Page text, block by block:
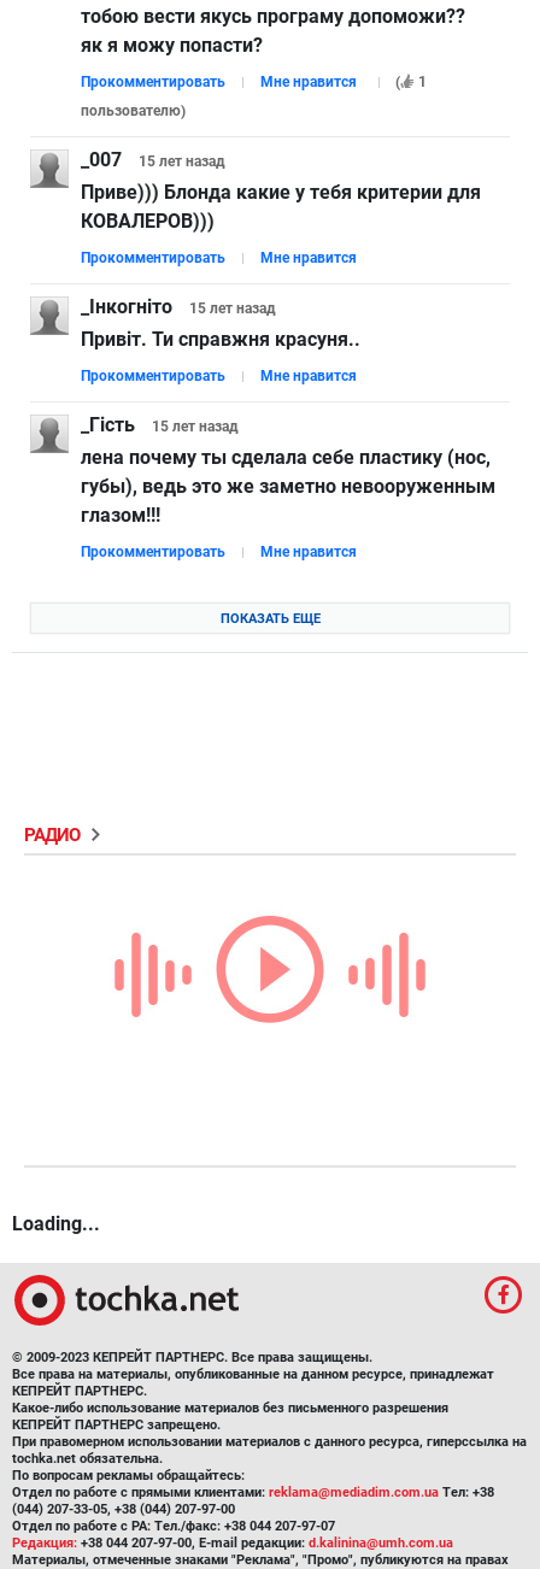
тобою вести якусь програму допоможи??
як я можу попасти?
Прокомментировать Мне нравится (
1
пользователю)
_007 15 лет назад
Приве))) Блонда какие у тебя критерии для
КОВАЛЕРОВ)))
Прокомментировать Мне нравится
_Iнкогнiто 15 лет назад
Привiт. Ти справжня красуня..
Прокомментировать Мне нравится
_Гість 15 лет назад
лена почему ты сделала себе пластику (нос,
губы), ведь это же заметно невооруженным
глазом!!!
Прокомментировать Мне нравится
ПОКАЗАТЬ ЕЩЕ
РАДИО
Loading...
© 2009-2023 КЕПРЕЙТ ПАРТНЕРС. Все права защищены.
Все права на материалы, опубликованные на данном ресурсе, принадлежат
КЕПРЕЙТ ПАРТНЕРС.
Какое-либо использование материалов без письменного разрешения
КЕПРЕЙТ ПАРТНЕРС запрещено.
При правомерном использовании материалов с данного ресурса, гиперссылка на
tochka.net обязательна.
По вопросам рекламы обращайтесь:
Отдел по работе с прямыми клиентами: reklama@mediadim.com.ua Тел: +38
(044) 207-33-05, +38 (044) 207-97-00
Отдел по работе с РА: Тел./факс: +38 044 207-97-07
Редакция: +38 044 207-97-00, E-mail редакции: d.kalinina@umh.com.ua
Материалы, отмеченные знаками "Реклама", "Промо", публикуются на правах